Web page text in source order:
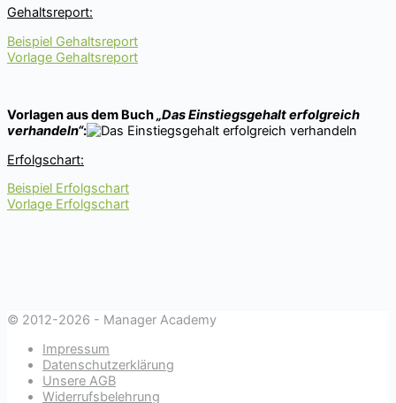
Gehaltsreport:
Beispiel Gehaltsreport
Vorlage Gehaltsreport
Vorlagen aus dem Buch„Das Einstiegsgehalt erfolgreich
verhandeln“:
Erfolgschart:
Beispiel Erfolgschart
Vorlage Erfolgschart
© 2012-2026 - Manager Academy
Impressum
Datenschutzerklärung
Unsere AGB
Widerrufsbelehrung